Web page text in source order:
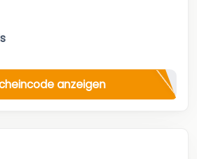
anzeigen